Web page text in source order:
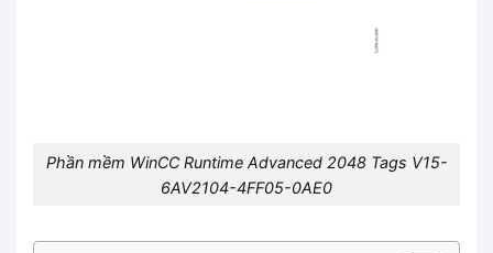
Phần mềm WinCC Runtime Advanced 2048 Tags V15-
6AV2104-4FF05-0AE0